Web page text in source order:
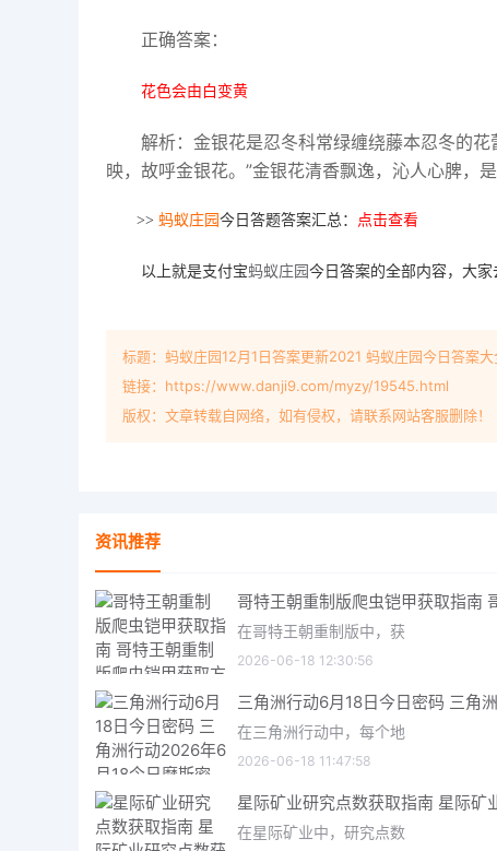
正确答案：
花色会由白变黄
解析：金银花是忍冬科常绿缠绕藤本忍冬的
映，故呼金银花。”金银花清香飘逸，沁人心脾，
>> 蚂蚁庄园今日答题答案汇总： 点击查看
以上就是支付宝蚂蚁庄园今日答案的全部内容，大家
标题：蚂蚁庄园12月1日答案更新2021 蚂蚁庄园今日答案大
链接：https://www.danji9.com/myzy/19545.html
版权：文章转载自网络，如有侵权，请联系网站客服删除！
资讯推荐
在哥特王朝重制版中，获
2026-06-18 12:30:56
在三角洲行动中，每个地
2026-06-18 11:47:58
在星际矿业中，研究点数